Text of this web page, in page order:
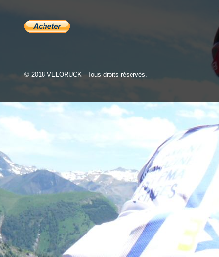
© 2018 VELORUCK - Tous droits réservés.